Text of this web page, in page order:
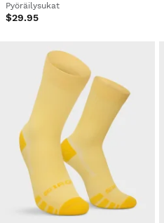
Pyöräilysukat
$29.95